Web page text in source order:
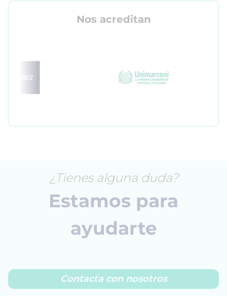
Nos acreditan
¿Tienes alguna duda?
Estamos para
ayudarte
Contacta con nosotros